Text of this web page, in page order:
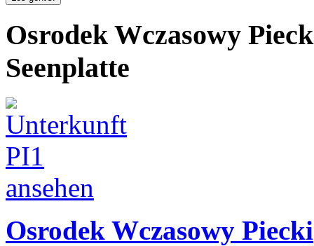
Osrodek Wczasowy
Seenplatte
Osrodek Wczasowy Piecki